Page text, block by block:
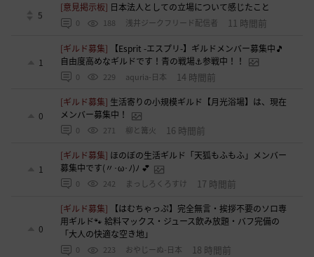
5
[意見掲示板] 日本法人としての立場について感じたこと
0 188 浅井ジークフリード配信者 11 時間前
1
[ギルド募集]
【Esprit -エスプリ-】ギルドメンバー募集中🎵
自由度高めなギルドです！青の戦場⚓参戦中！！
0 229 aquria-日本 14 時間前
0
[ギルド募集] 生活寄りの小規模ギルド【月光浴場】は、現在
メンバー募集中！
0 271 柳と篝火 16 時間前
1
[ギルド募集] ほのぼの生活ギルド「天狐もふもふ」メンバー
募集中です(〃･ω･ﾉ)ﾉ 💕
0 242 まっしろくろすけ 17 時間前
0
[ギルド募集]
【はむちゃっぷ】完全無言・挨拶不要のソロ専
用ギルド🐾 給料マックス・ジュース飲み放題・バフ完備の
「大人の快適な空き地」
0 223 おやじーぬ-日本 18 時間前